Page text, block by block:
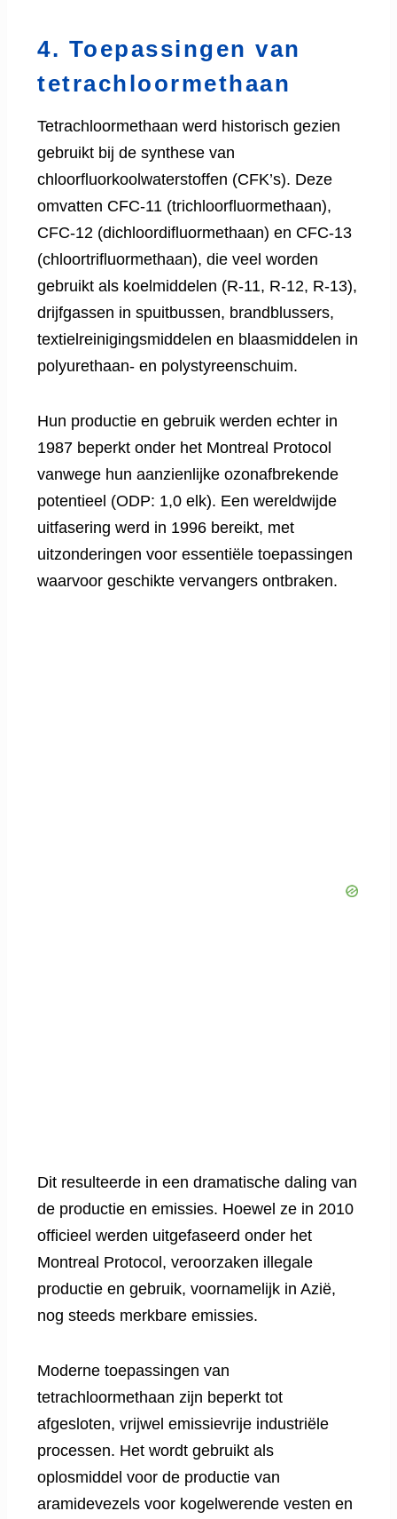
4. Toepassingen van
tetrachloormethaan
Tetrachloormethaan werd historisch gezien
gebruikt bij de synthese van
chloorfluorkoolwaterstoffen (CFK’s). Deze
omvatten CFC-11 (trichloorfluormethaan),
CFC-12 (dichloordifluormethaan) en CFC-13
(chloortrifluormethaan), die veel worden
gebruikt als koelmiddelen (R-11, R-12, R-13),
drijfgassen in spuitbussen, brandblussers,
textielreinigingsmiddelen en blaasmiddelen in
polyurethaan- en polystyreenschuim.
Hun productie en gebruik werden echter in
1987 beperkt onder het Montreal Protocol
vanwege hun aanzienlijke ozonafbrekende
potentieel (ODP: 1,0 elk). Een wereldwijde
uitfasering werd in 1996 bereikt, met
uitzonderingen voor essentiële toepassingen
waarvoor geschikte vervangers ontbraken.
Dit resulteerde in een dramatische daling van
de productie en emissies. Hoewel ze in 2010
officieel werden uitgefaseerd onder het
Montreal Protocol, veroorzaken illegale
productie en gebruik, voornamelijk in Azië,
nog steeds merkbare emissies.
Moderne toepassingen van
tetrachloormethaan zijn beperkt tot
afgesloten, vrijwel emissievrije industriële
processen. Het wordt gebruikt als
oplosmiddel voor de productie van
aramidevezels voor kogelwerende vesten en